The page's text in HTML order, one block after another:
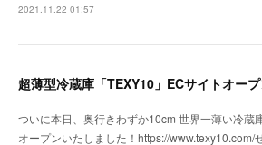
2021.11.22 01:57
超薄型冷蔵庫「TEXY10」ECサイトオープ
ついに本日、奥行きわずか10cm 世界一薄い冷蔵
オープンいたしました！https://